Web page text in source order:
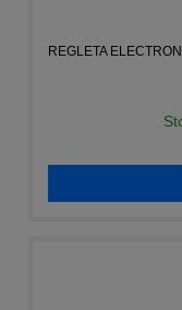
REGLETA